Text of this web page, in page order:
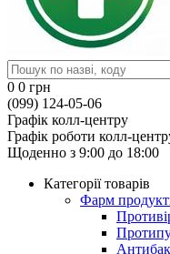
0 0 грн
(099) 124-05-06
Графік колл-центру
Графік роботи колл-
Щоденно з 9:00 до 18:00
Категорії товарів
Фарм